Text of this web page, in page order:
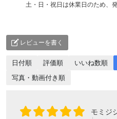
土・日・祝日は休業日のため、
レビューを書く
日付順 評価順 いいね数順
写真・動画付き順
モミジ